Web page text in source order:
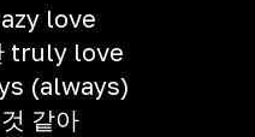
love
truly love
(always)
같아